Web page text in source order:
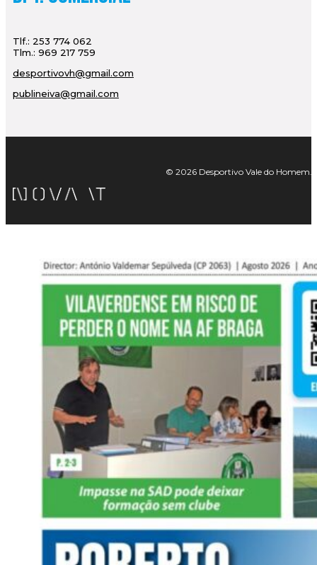
Tlf.: 253 774 062
Tlm.: 969 217 759
desportivovh@gmail.com
publineiva@gmail.com
© 2026 Desportivo Vale do Homem.